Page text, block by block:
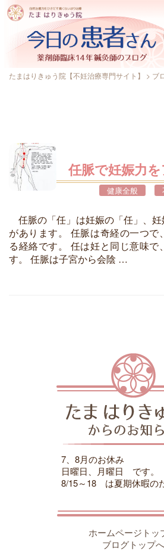
たまはりきゅう院【不妊治療専門サイト】 > ブ
任脈で妊娠力
健康全般
任脈の「任」は妊娠の「任」、
があります。 任脈は奇経の一つで
る経絡です。 任は妊と同じ意味
す。 任脈は子宮から会陰 …
7、8月のお休み
日曜日、月曜日 です。
8/15～18 は夏期休暇の
ホームページトッ
ブログトップへ